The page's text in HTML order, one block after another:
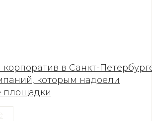
корпоратив в Санкт-
которым надоели
площадки